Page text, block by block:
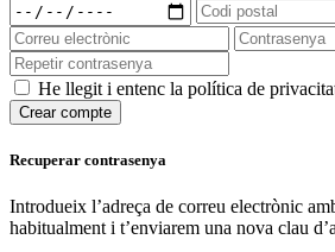
He llegit i entenc la política de
Crear compte
Recuperar contrasenya
Introdueix l’adreça de correu electrònic
habitualment i t’enviarem una nova clau